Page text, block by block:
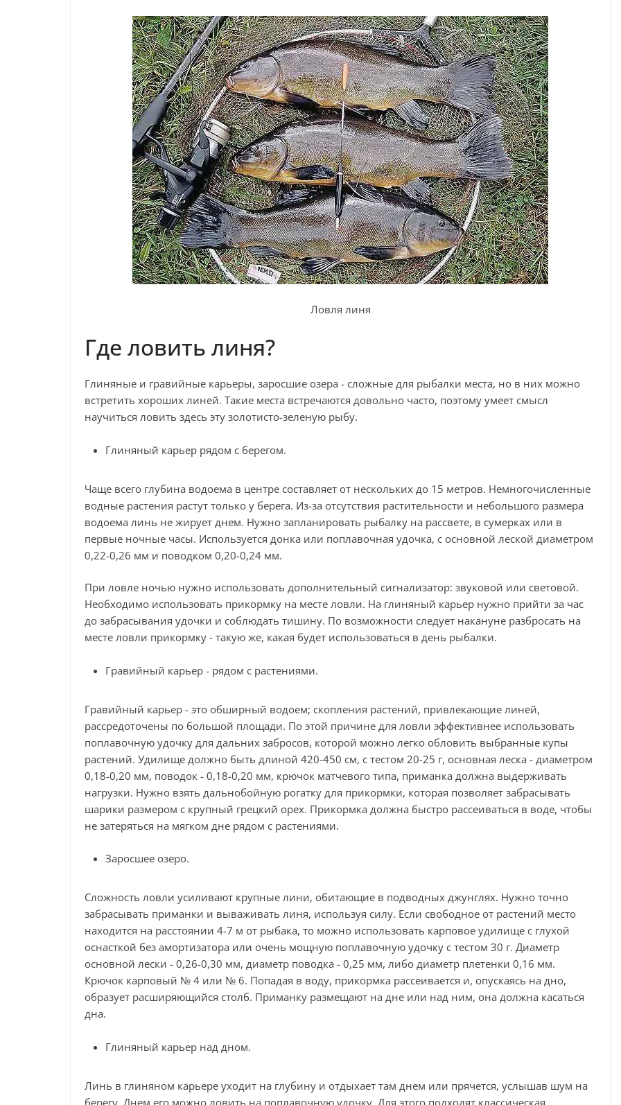
Ловля линя
Где ловить линя?
Глиняные и гравийные карьеры, заросшие озера - сложные для рыбалки места, но в них можно
встретить хороших линей. Такие места встречаются довольно часто, поэтому умеет смысл
научиться ловить здесь эту золотисто-зеленую рыбу.
Глиняный карьер рядом с берегом.
Чаще всего глубина водоема в центре составляет от нескольких до 15 метров. Немногочисленные
водные растения растут только у берега. Из-за отсутствия растительности и небольшого размера
водоема линь не жирует днем. Нужно запланировать рыбалку на рассвете, в сумерках или в
первые ночные часы. Используется донка или поплавочная удочка, с основной леской диаметром
0,22-0,26 мм и поводком 0,20-0,24 мм.
При ловле ночью нужно использовать дополнительный сигнализатор: звуковой или световой.
Необходимо использовать прикормку на месте ловли. На глиняный карьер нужно прийти за час
до забрасывания удочки и соблюдать тишину. По возможности следует накануне разбросать на
месте ловли прикормку - такую же, какая будет использоваться в день рыбалки.
Гравийный карьер - рядом с растениями.
Гравийный карьер - это обширный водоем; скопления растений, привлекающие линей,
рассредоточены по большой площади. По этой причине для ловли эффективнее использовать
поплавочную удочку для дальних забросов, которой можно легко обловить выбранные купы
растений. Удилище должно быть длиной 420-450 см, с тестом 20-25 г, основная леска - диаметром
0,18-0,20 мм, поводок - 0,18-0,20 мм, крючок матчевого типа, приманка должна выдерживать
нагрузки. Нужно взять дальнобойную рогатку для прикормки, которая позволяет забрасывать
шарики размером с крупный грецкий орех. Прикормка должна быстро рассеиваться в воде, чтобы
не затеряться на мягком дне рядом с растениями.
Заросшее озеро.
Сложность ловли усиливают крупные лини, обитающие в подводных джунглях. Нужно точно
забрасывать приманки и вываживать линя, используя силу. Если свободное от растений место
находится на расстоянии 4-7 м от рыбака, то можно использовать карповое удилище с глухой
оснасткой без амортизатора или очень мощную поплавочную удочку с тестом 30 г. Диаметр
основной лески - 0,26-0,30 мм, диаметр поводка - 0,25 мм, либо диаметр плетенки 0,16 мм.
Крючок карповый № 4 или № 6. Попадая в воду, прикормка рассеивается и, опускаясь на дно,
образует расширяющийся столб. Приманку размещают на дне или над ним, она должна касаться
дна.
Глиняный карьер над дном.
Линь в глиняном карьере уходит на глубину и отдыхает там днем или прячется, услышав шум на
берегу. Днем его можно ловить на поплавочную удочку. Для этого подходят классическая